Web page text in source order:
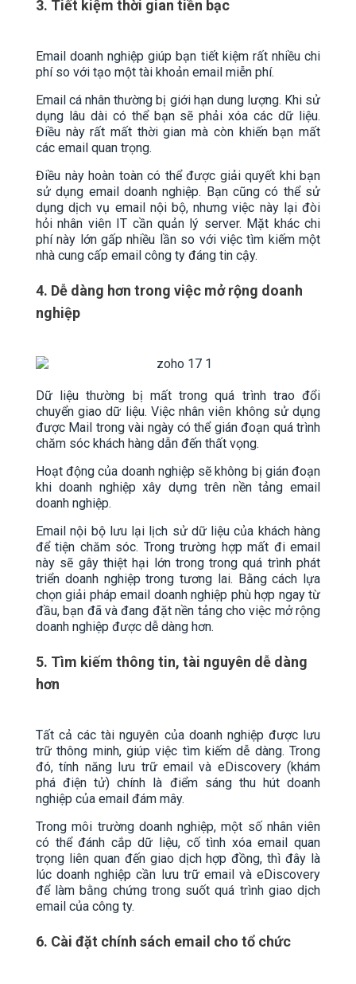
3. Tiết kiệm thời gian tiền bạc
Email doanh nghiệp giúp bạn tiết kiệm rất nhiều chi
phí so với tạo một tài khoản email miễn phí.
Email cá nhân thường bị giới hạn dung lượng. Khi sử
dụng lâu dài có thể bạn sẽ phải xóa các dữ liệu.
Điều này rất mất thời gian mà còn khiến bạn mất
các email quan trọng.
Điều này hoàn toàn có thể được giải quyết khi bạn
sử dụng email doanh nghiệp. Bạn cũng có thể sử
dụng dịch vụ email nội bộ, nhưng việc này lại đòi
hỏi nhân viên IT cần quản lý server. Mặt khác chi
phí này lớn gấp nhiều lần so với việc tìm kiếm một
nhà cung cấp email công ty đáng tin cậy.
4. Dễ dàng hơn trong việc mở rộng doanh
nghiệp
Dữ liệu thường bị mất trong quá trình trao đổi
chuyển giao dữ liệu. Việc nhân viên không sử dụng
được Mail trong vài ngày có thể gián đoạn quá trình
chăm sóc khách hàng dẫn đến thất vọng.
Hoạt động của doanh nghiệp sẽ không bị gián đoạn
khi doanh nghiệp xây dựng trên nền tảng email
doanh nghiệp.
Email nội bộ lưu lại lịch sử dữ liệu của khách hàng
để tiện chăm sóc. Trong trường hợp mất đi email
này sẽ gây thiệt hại lớn trong trong quá trình phát
triển doanh nghiệp trong tương lai. Bằng cách lựa
chọn giải pháp email doanh nghiệp phù hợp ngay từ
đầu, bạn đã và đang đặt nền tảng cho việc mở rộng
doanh nghiệp được dễ dàng hơn.
5. Tìm kiếm thông tin, tài nguyên dễ dàng
hơn
Tất cả các tài nguyên của doanh nghiệp được lưu
trữ thông minh, giúp việc tìm kiếm dễ dàng. Trong
đó, tính năng lưu trữ email và eDiscovery (khám
phá điện tử) chính là điểm sáng thu hút doanh
nghiệp của email đám mây.
Trong môi trường doanh nghiệp, một số nhân viên
có thể đánh cắp dữ liệu, cố tình xóa email quan
trọng liên quan đến giao dịch hợp đồng, thì đây là
lúc doanh nghiệp cần lưu trữ email và eDiscovery
để làm bằng chứng trong suốt quá trình giao dịch
email của công ty.
6. Cài đặt chính sách email cho tổ chức